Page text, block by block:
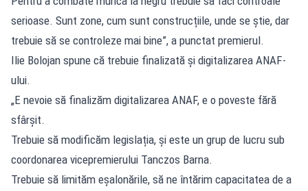
serioase. Sunt zone, cum sunt construcțiile, unde se știe, dar
trebuie să se controleze mai bine”, a punctat premierul.
Ilie Bolojan spune că trebuie finalizată și digitalizarea ANAF-
ului.
„E nevoie să finalizăm digitalizarea ANAF, e o poveste fără
sfârșit.
Trebuie să modificăm legislația, și este un grup de lucru sub
coordonarea vicepremierului Tanczos Barna.
Trebuie să limităm eșalonările, să ne întărim capacitatea de a